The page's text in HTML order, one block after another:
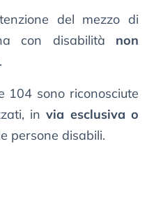
del mezzo di
con disabilità non
.
104 sono riconosciute
invia esclusiva o
persone disabili.